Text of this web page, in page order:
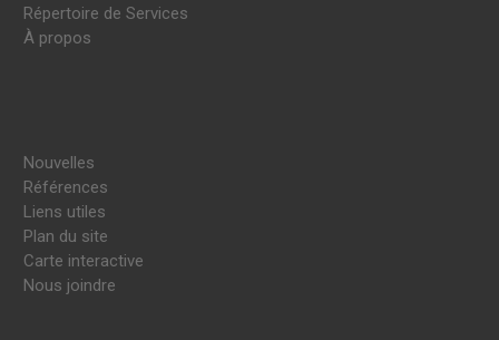
Répertoire de Services
À propos
Nouvelles
Références
Liens utiles
Plan du site
Carte interactive
Nous joindre